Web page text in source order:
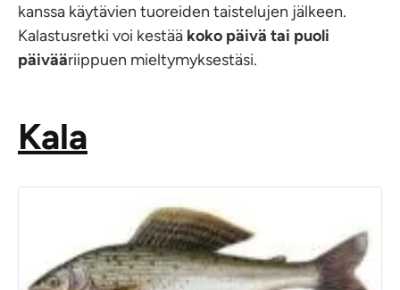
kanssa käytävien tuoreiden taistelujen jälkeen.
Kalastusretki voi kestää koko päivä tai puoli
päivääriippuen mieltymyksestäsi.
Kala